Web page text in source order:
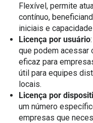
Flexível, permite
contínuo,
iniciais e
Licença por usuário
que podem acessar
eficaz para
útil para equipes
locais.
Licença por
um número
empresas que